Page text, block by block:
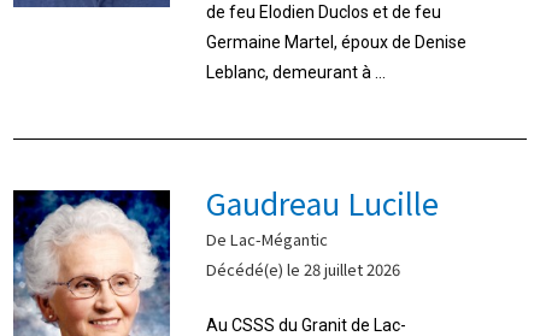
de feu Elodien Duclos et de feu
Germaine Martel, époux de Denise
Leblanc, demeurant à ...
Gaudreau Lucille
De Lac-Mégantic
Décédé(e) le 28 juillet 2026
Au CSSS du Granit de Lac-